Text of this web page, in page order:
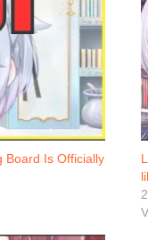
Board Is Officially